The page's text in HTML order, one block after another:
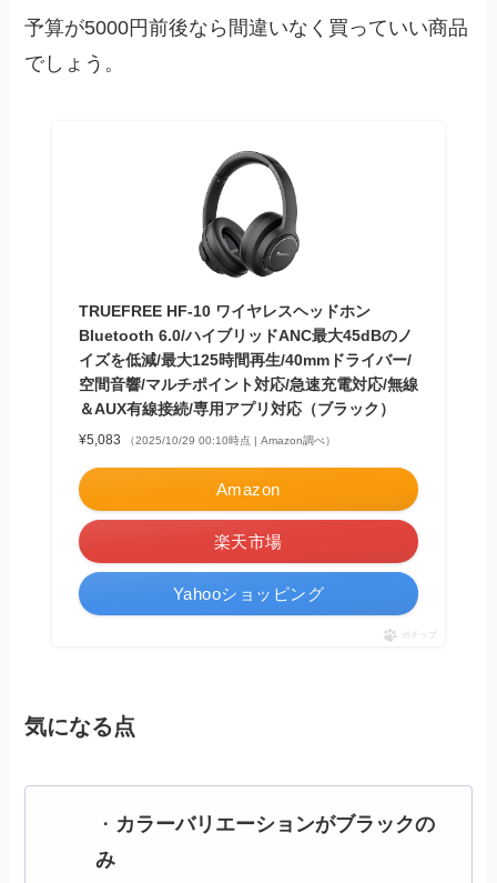
予算が5000円前後なら間違いなく買っていい商品
でしょう。
TRUEFREE HF-10 ワイヤレスヘッドホン
Bluetooth 6.0/ハイブリッドANC最大45dBのノ
イズを低減/最大125時間再生/40mmドライバー/
空間音響/マルチポイント対応/急速充電対応/無線
＆AUX有線接続/専用アプリ対応（ブラック）
¥5,083 （2025/10/29 00:10時点 | Amazon調べ）
Amazon
楽天市場
Yahooショッピング
ポチップ
気になる点
・ カラーバリエーションがブラックの
み